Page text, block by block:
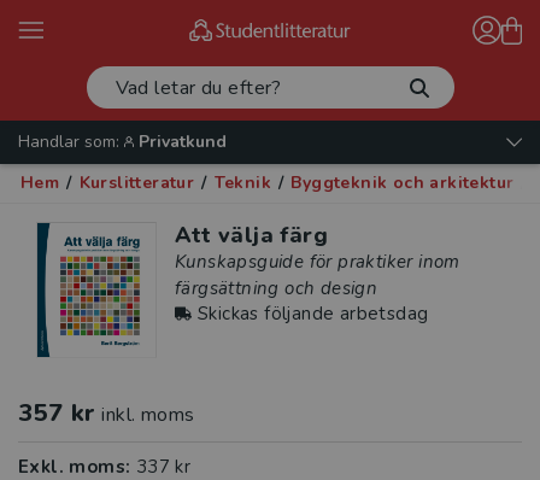
Handlar som:
Privatkund
Hem / Kurslitteratur / Teknik / Byggteknik och arkitektur
Att välja färg
Kunskapsguide för praktiker inom
färgsättning och design
Skickas följande arbetsdag
357 kr inkl. moms
Exkl. moms: 337 kr